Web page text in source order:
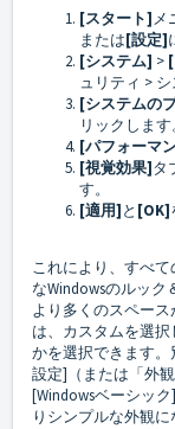
[スタート]メ
または[設定]
[システム] >
ュリティ >
[システムの
リックします
[パフォーマ
[視覚効果]タ
す。
[適用]と [OK]
これにより、すべ
なWindowsのルッ
より多くのスペー
は、カスタムを選
かを選択できます
設定]（または「外
[Windowsベーシッ
りシンプルな外観に